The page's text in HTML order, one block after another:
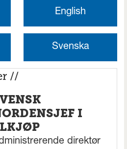
English
Svenska
//
I
direktør